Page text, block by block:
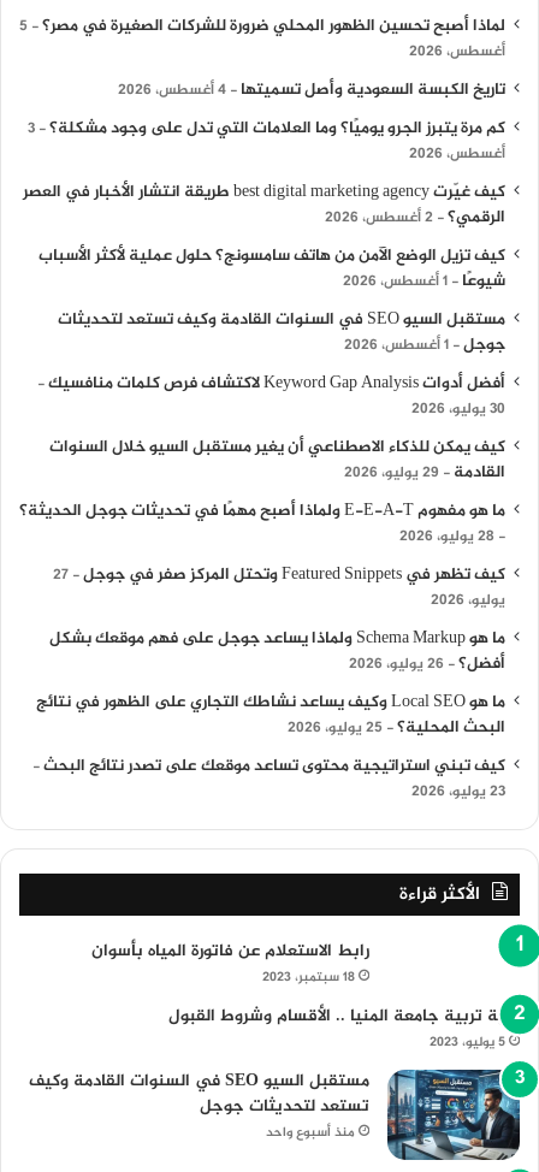
لماذا أصبح تحسين الظهور المحلي ضرورة للشركات الصغيرة في مصر؟
5
أغسطس، 2026
تاريخ الكبسة السعودية وأصل تسميتها 4 أغسطس، 2026
كم مرة يتبرز الجرو يوميًا؟ وما العلامات التي تدل على وجود مشكلة؟ 3
أغسطس، 2026
كيف غيّرت best digital marketing agency طريقة انتشار الأخبار في العصر
الرقمي؟ 2 أغسطس، 2026
كيف تزيل الوضع الآمن من هاتف سامسونج؟ حلول عملية لأكثر الأسباب
شيوعًا
1 أغسطس، 2026
مستقبل السيو SEO في السنوات القادمة وكيف تستعد لتحديثات
جوجل 1 أغسطس، 2026
أفضل أدوات Keyword Gap Analysis لاكتشاف فرص كلمات منافسيك
30 يوليو، 2026
كيف يمكن للذكاء الاصطناعي أن يغير مستقبل السيو خلال السنوات
القادمة
29 يوليو، 2026
ما هو مفهوم E-E-A-T ولماذا أصبح مهمًا في تحديثات جوجل الحديثة؟
28 يوليو، 2026
كيف تظهر في Featured Snippets وتحتل المركز صفر في جوجل
27
يوليو، 2026
ما هو Schema Markup ولماذا يساعد جوجل على فهم موقعك بشكل
أفضل؟
26 يوليو، 2026
ما هو Local SEO وكيف يساعد نشاطك التجاري على الظهور في نتائج
البحث المحلية؟
25 يوليو، 2026
كيف تبني استراتيجية محتوى تساعد موقعك على تصدر نتائج البحث
23 يوليو، 2026
الأكثر قراءة
رابط الاستعلام عن فاتورة المياه بأسوان
18 سبتمبر، 2023
كلية تربية جامعة المنيا .. الأقسام وشروط القبول
5 يوليو، 2023
مستقبل السيو SEO في السنوات القادمة وكيف
تستعد لتحديثات جوجل
منذ أسبوع واحد